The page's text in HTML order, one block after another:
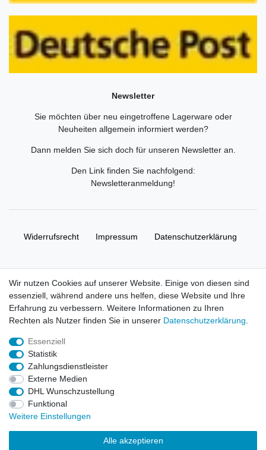
Newsletter
Sie möchten über neu eingetroffene Lagerware oder
Neuheiten allgemein informiert werden?
Dann melden Sie sich doch für unseren Newsletter an.
Den Link finden Sie nachfolgend:
Newsletteranmeldung!
Widerrufs­recht Impressum Daten­schutz­erklärung
© Copyright 2026 | Alle Rechte vorbehalten. HL-
Handelsgesellschaft mbH.
Alle Markennamen, Warenzeichen sowie sämtliche Produktbilder
und Beschreibungen sind Eigentum Ihrer rechtmäßigen
Eigentümer und dienen hier nur der Beschreibung.
Preise nur für registrierte Händler, ansonsten zeigt der Shop 0,00
€
LEGO, das LEGO Logo, die Minifigur, DUPLO, LEGENDS OF
CHIMA, NINJAGO, BIONICLE, MINDSTORMS und MIXELS sind
Wir nutzen Cookies auf unserer Website. Einige von diesen sind
essenziell, während andere uns helfen, diese Website und Ihre
Erfahrung zu verbessern. Weitere Informationen zu Ihren
Rechten als Nutzer finden Sie in unserer Daten­schutz­erklärung
Essenziell
Statistik
Zahlungsdienstleister
Externe Medien
DHL Wunschzustellung
Funktional
Weitere Einstellungen
Alle akzeptieren